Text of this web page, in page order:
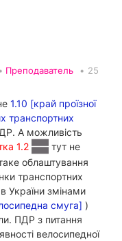
Преподаватель • 25
1.10 [край проїзної
транспортних
А можливість
1.2
тут не
облаштування
транспортних
України змінами
смуга] )
ПДР з питання
велосипедної